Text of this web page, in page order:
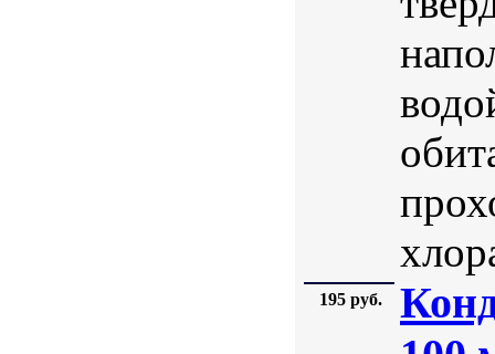
195 руб.